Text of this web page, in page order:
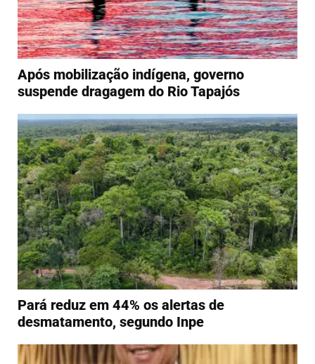
Após mobilização indígena, governo
suspende dragagem do Rio Tapajós
Pará reduz em 44% os alertas de
desmatamento, segundo Inpe